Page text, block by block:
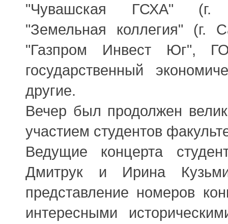
"Чувашская ГСХА"
"Земельная коллегия" (г.
"Газпром Инвест Юг",
государственный
другие.
Вечер был продолжен
участием студентов
Ведущие концерта
Дмитрук и Ирина
представление номеров
интересными